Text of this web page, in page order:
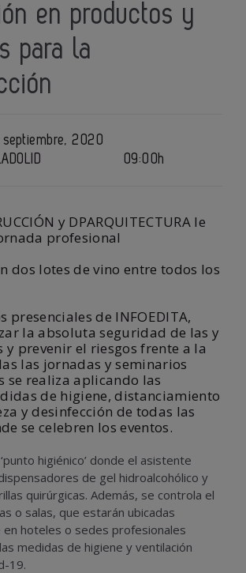
en productos y
para la
2020
09:00h
y DPARQUITECTURA le
profesional
dos lotes de vino entre todos los
presenciales de INFOEDITA,
la absoluta seguridad de las y
y prevenir el riesgos frente a la
las jornadas y seminarios
se realiza aplicando las
de higiene, distanciamiento
y desinfección de todas las
se celebren los eventos.
higiénico’ donde el asistente
de gel hidroalcohólico y
quirúrgicas. Además, se controla el
o salas, que estarán ubicadas
en hoteles o sedes profesionales
medidas de higiene y ventilación
19.